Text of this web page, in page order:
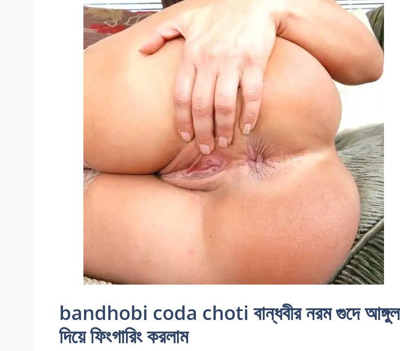
bandhobi coda choti বান্ধবীর নরম গুদে আঙ্গুল
দিয়ে ফিংগারিং করলাম